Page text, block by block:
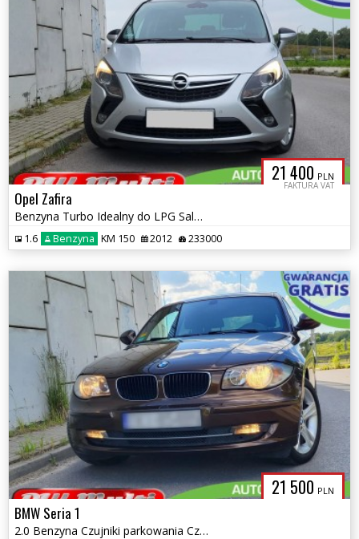
21 400 PLN
FAKTURA VAT
Opel Zafira
Benzyna Turbo Idealny do LPG Salon PL I właściciel ZAMIANA GWARANCJA!
1.6 Benzyna KM 150 2012 233000
21 500 PLN
BMW Seria 1
2.0 Benzyna Czujniki parkowania Czarna podsufitka ZAMIANA GWARANCJA!